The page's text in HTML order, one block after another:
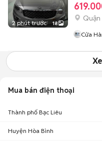
2 phút trước 18
Quận
Cửa
Mua bán điện thoại
Thành phố Bạc Liêu
Huyện Hòa Bình